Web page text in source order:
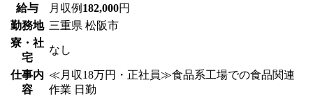
給与 月収例 182,000円
勤務地 三重県 松阪市
寮・社
宅
なし
仕事内
容
≪月収18万円・正社員≫食品系工場での食品関連
作業 日勤